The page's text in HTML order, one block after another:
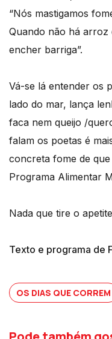
“Nós mastigamos
Quando não há arroz
encher barriga”.
Vá-se lá entender os
lado do mar, lança
faca nem queijo /
falam os poetas é
concreta fome de que
Programa Alimentar
Nada que tire o
Texto e programa de
OS DIAS QUE CORREM